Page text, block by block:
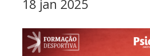
18 jan 2025